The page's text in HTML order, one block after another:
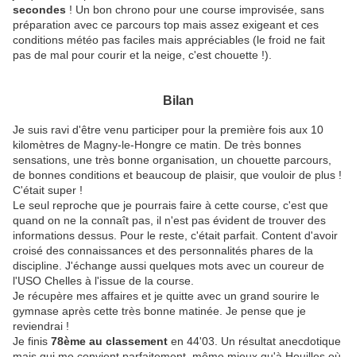
secondes ! Un bon chrono pour une course improvisée, sans
préparation avec ce parcours top mais assez exigeant et ces
conditions météo pas faciles mais appréciables (le froid ne fait
pas de mal pour courir et la neige, c'est chouette !).
Bilan
Je suis ravi d'être venu participer pour la première fois aux 10
kilomètres de Magny-le-Hongre ce matin. De très bonnes
sensations, une très bonne organisation, un chouette parcours,
de bonnes conditions et beaucoup de plaisir, que vouloir de plus !
C'était super !
Le seul reproche que je pourrais faire à cette course, c'est que
quand on ne la connaît pas, il n'est pas évident de trouver des
informations dessus. Pour le reste, c'était parfait. Content d'avoir
croisé des connaissances et des personnalités phares de la
discipline. J'échange aussi quelques mots avec un coureur de
l'USO Chelles à l'issue de la course.
Je récupère mes affaires et je quitte avec un grand sourire le
gymnase après cette très bonne matinée. Je pense que je
reviendrai !
Je finis 78ème au classement en 44'03. Un résultat anecdotique